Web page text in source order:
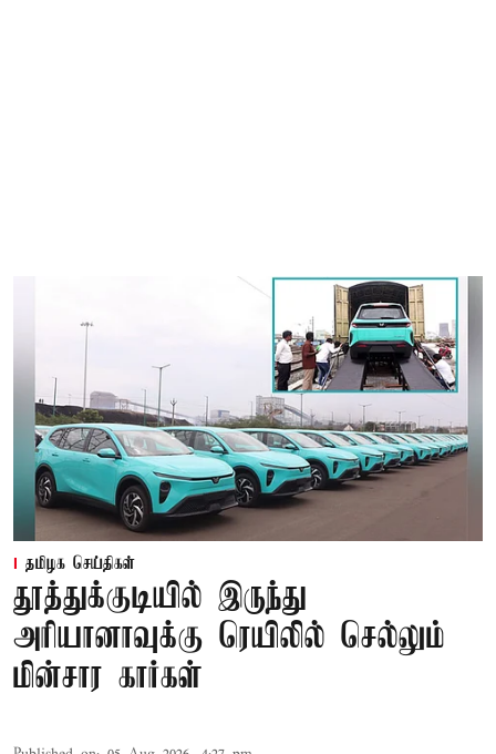
தமிழக செய்திகள்
தூத்துக்குடியில் இருந்து
அரியானாவுக்கு ரெயிலில் செல்லும்
மின்சார கார்கள்